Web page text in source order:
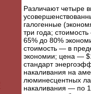
Различают четыре
галогенные
три года;
65% до 80%
стоимость — в
экономии; цена —
стандарт
накаливания на
люминесцентных
накаливания — по